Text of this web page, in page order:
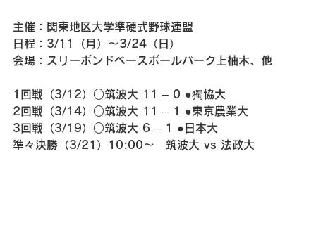
主催：関東地区大学準硬式野球連盟
日程：3/11（月）～3/24（日）
会場：スリーボンドベースボールパーク上柚木、他
1回戦（3/12）○筑波大 11 – 0 ●獨協大
2回戦（3/14）○筑波大 11 – 1 ●東京農業大
3回戦（3/19）○筑波大 6 – 1 ●日本大
準々決勝（3/21）10:00～　筑波大 vs 法政大